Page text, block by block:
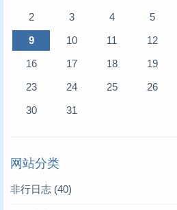
2
3 4 5
9
10 11 12
16
17 18 19
23
24 25 26
30
31
网站分类
非行日志 (40)